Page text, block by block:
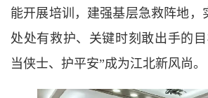
能开展培训，建强基层急救阵地，
处处有救护、关键时刻敢出手的目
当侠士、护平安”成为江北新风尚。